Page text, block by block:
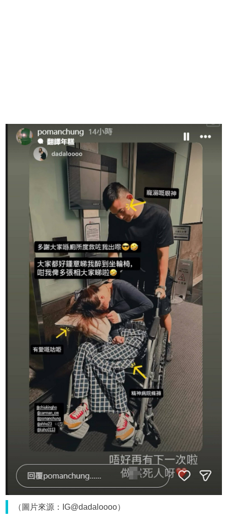
（圖片來源：IG@dadaloooo）